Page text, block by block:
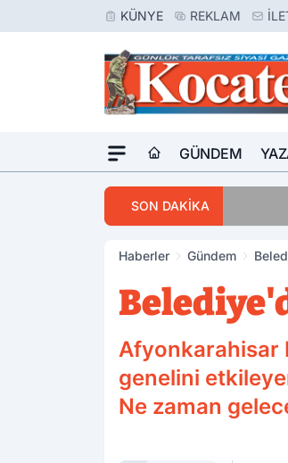
KÜNYE REKLAM
GÜNDEM
SON DAKİKA
Haberler Gündem
Afyonkarahisar
genelini
Ne zaman